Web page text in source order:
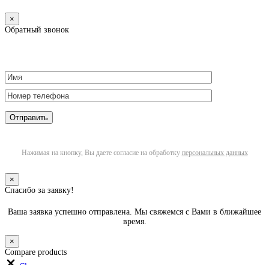
×
Обратный звонок
Нажимая на кнопку, Вы даете согласие на обработку персональных данных
×
Спасибо за заявку!
Ваша заявка успешно отправлена. Мы свяжемся с Вами в ближайшее
время.
×
Compare products